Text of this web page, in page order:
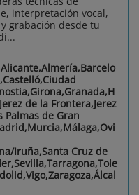
interpretación vocal,
grabación desde tu
de la Frontera,Jerez
Palmas de Gran
Iruña,Santa Cruz de